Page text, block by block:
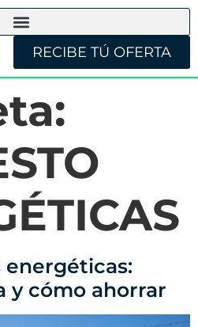
RECIBE TÚ OFERTA
energéticas:
y cómo ahorrar